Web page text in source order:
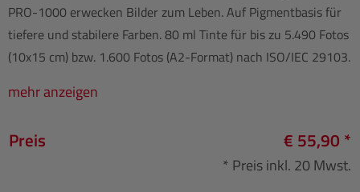
PRO-1000 erwecken Bilder zum Leben. Auf Pigmentbasis für
tiefere und stabilere Farben. 80 ml Tinte für bis zu 5.490 Fotos
(10x15 cm) bzw. 1.600 Fotos (A2-Format) nach ISO/IEC 29103.
mehr anzeigen
Preis € 55,90 *
* Preis inkl. 20 Mwst.